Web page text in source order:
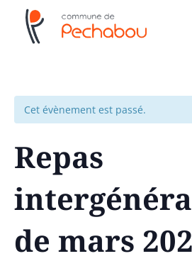
Cet évènement est passé.
Repas
de mars